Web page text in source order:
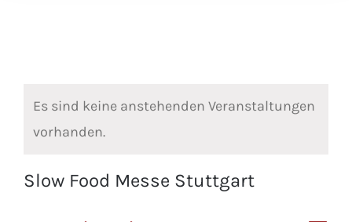
Es sind keine anstehenden Veranstaltungen
vorhanden.
Slow Food Messe Stuttgart